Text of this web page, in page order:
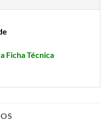
Ficha Técnica